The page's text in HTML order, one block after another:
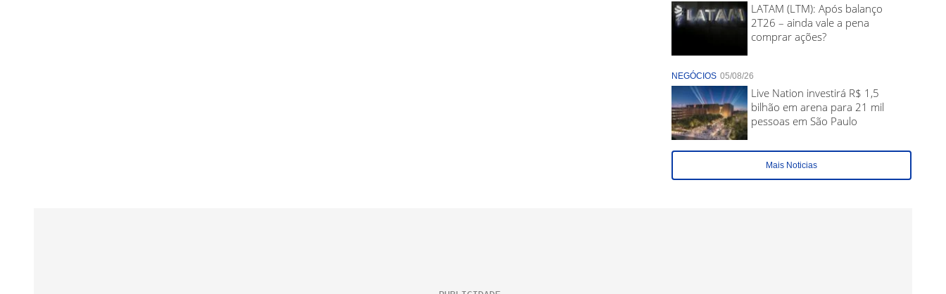
LATAM (LTM): Após balanço
2T26 – ainda vale a pena
comprar ações?
NEGÓCIOS 05/08/26
Live Nation investirá R$ 1,5
bilhão em arena para 21 mil
pessoas em São Paulo
Mais Noticias